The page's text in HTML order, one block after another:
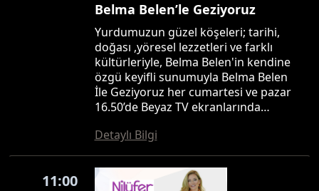
Belma Belen’le Geziyoruz
Yurdumuzun güzel köşeleri; tarihi,
doğası ,yöresel lezzetleri ve farklı
kültürleriyle, Belma Belen'in kendine
özgü keyifli sunumuyla Belma Belen
İle Geziyoruz her cumartesi ve pazar
16.50’de Beyaz TV ekranlarında…
Detaylı Bilgi
11:00